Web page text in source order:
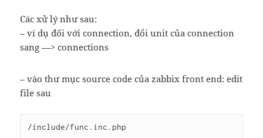
Các xử lý như sau:
– ví dụ đối với connection, đổi unit của connection
sang —> connections
– vào thư mục source code của zabbix front end: edit
file sau
/include/func.inc.php